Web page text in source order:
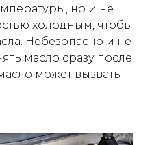
но и не
холодным, чтобы
Небезопасно и не
масло сразу после
может вызвать